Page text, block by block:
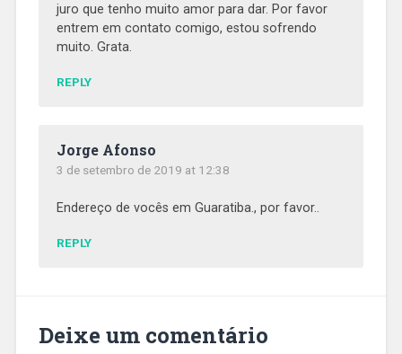
juro que tenho muito amor para dar. Por favor
entrem em contato comigo, estou sofrendo
muito. Grata.
REPLY
Jorge Afonso
3 de setembro de 2019 at 12:38
Endereço de vocês em Guaratiba., por favor..
REPLY
Deixe um comentário